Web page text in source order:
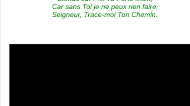
Car sans Toi je ne peux rien faire,
Seigneur, Trace-moi Ton Chemin.